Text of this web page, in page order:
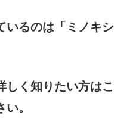
いるのは「ミノキシ
しく知りたい方はこ
。